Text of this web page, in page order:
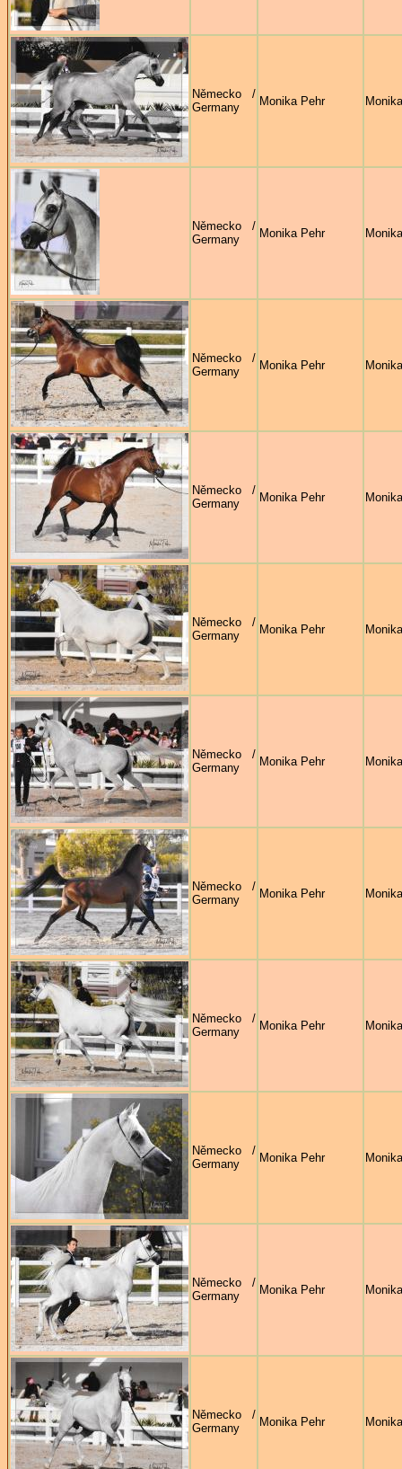
Německo /
Germany
Monika Pehr
Německo /
Germany
Monika Pehr
Německo /
Germany
Monika Pehr
Německo /
Germany
Monika Pehr
Německo /
Germany
Monika Pehr
Německo /
Germany
Monika Pehr
Německo /
Germany
Monika Pehr
Německo /
Germany
Monika Pehr
Německo /
Germany
Monika Pehr
Německo /
Germany
Monika Pehr
Německo /
Germany
Monika Pehr